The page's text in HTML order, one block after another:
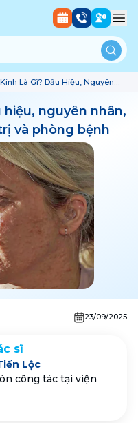
Là Gì? Dấu Hiệu, Nguyên
hiệu, nguyên nhân,
và phòng bệnh
23/09/2025
sĩ
Tiến Lộc
công tác tại viện